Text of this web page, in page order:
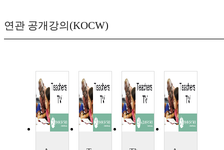
연관 공개강의(KOCW)